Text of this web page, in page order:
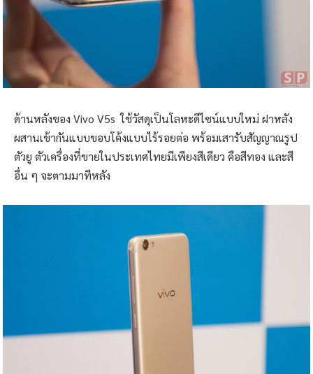
ด้านหลังของ Vivo V5s ใช้วัสดุเป็นโลหะดีไซน์แบบใหม่ ฝาหลัง
ผสานเข้ากันแบบขอบโค้งแบบไร้รอยต่อ พร้อมเสารับสัญญาณรูป
ตัวยู ตัวเครื่องที่ขายในประเทศไทยมีเพียงสีเดียว คือสีทอง และสี
อื่น ๆ จะตามมาทีหลัง